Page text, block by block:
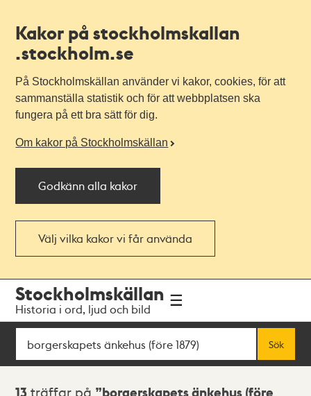
Kakor på stockholmskallan
.stockholm.se
På Stockholmskällan använder vi kakor, cookies, för att
sammanställa statistik och för att webbplatsen ska
fungera på ett bra sätt för dig.
Om kakor på Stockholmskällan
Godkänn alla kakor
Välj vilka kakor vi får använda
navigationen
huvudinnehållet
Stockholmskällan
Historia i ord, ljud och bild
Sök
Sök
Sökresultat
13 träffar på
borgerskapets änkehus (före